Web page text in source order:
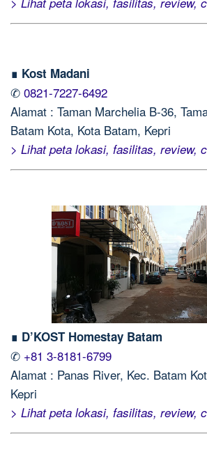
∎ Kost Madani
✆ 0821-7227-6492
Alamat : Taman Marchelia B-36,
Batam Kota, Kota Batam, Kepri
> Lihat peta lokasi, fasilitas, review,
∎ D’KOST Homestay Batam
✆ +81 3-8181-6799
Alamat : Panas River, Kec. Batam
Kepri
> Lihat peta lokasi, fasilitas, review,